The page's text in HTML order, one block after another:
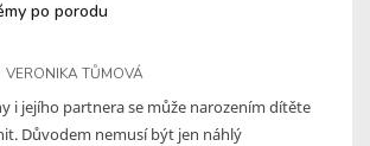
po porodu
VERONIKA TŮMOVÁ
i jejího partnera se může narozením dítěte
Důvodem nemusí být jen náhlý